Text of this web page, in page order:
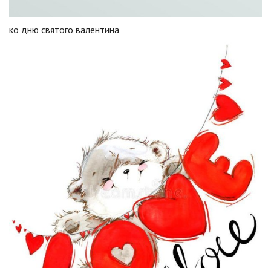
ко дню святого валентина